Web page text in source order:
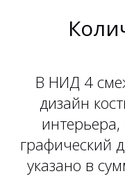
В НИД 4
дизайн
графический
указано в